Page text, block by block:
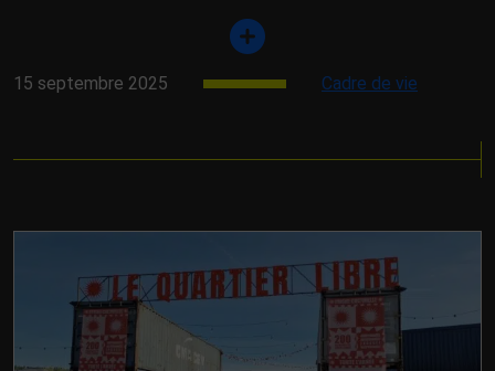
15 septembre 2025 Cadre de vie